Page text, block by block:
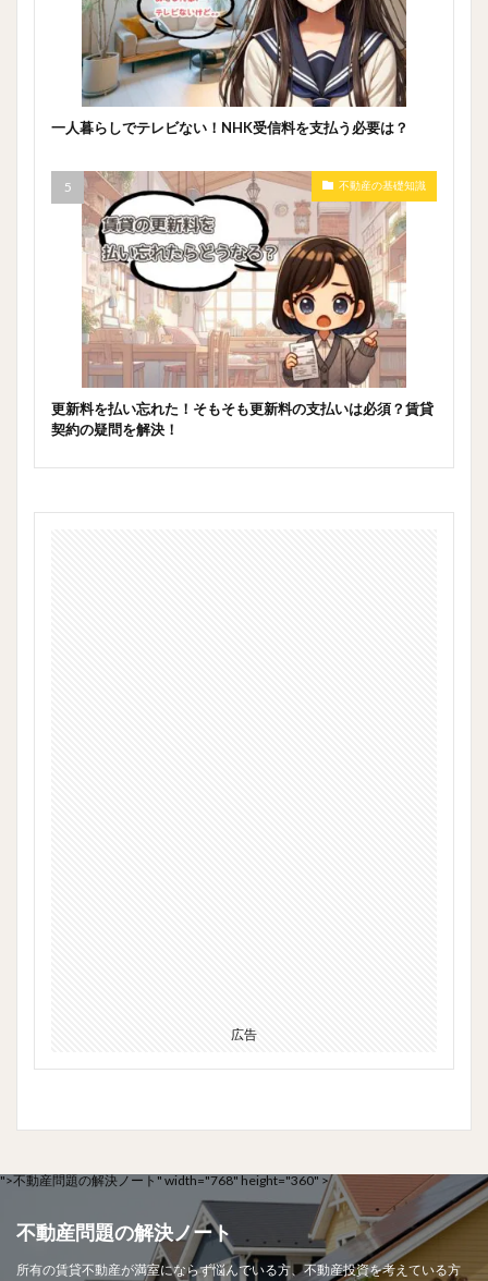
一人暮らしでテレビない！NHK受信料を支払う必要は？
不動産の基礎知識
更新料を払い忘れた！そもそも更新料の支払いは必須？賃貸
契約の疑問を解決！
広告
">不動産問題の解決ノート" width="768" height="360" >
不動産問題の解決ノート
所有の賃貸不動産が満室にならず悩んでいる方、不動産投資を考えている方